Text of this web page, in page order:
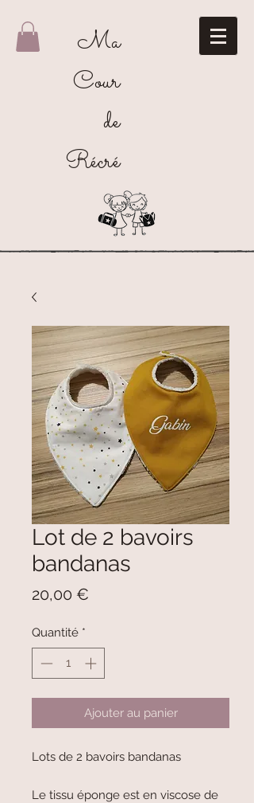
Ma
Cour
de
Récré
Lot de 2 bavoirs
bandanas
20,00 €
Quantité *
Ajouter au panier
Lots de 2 bavoirs bandanas
Le tissu éponge est en viscose de